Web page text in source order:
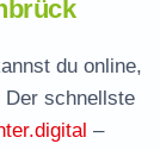
du online,
Der schnellste
–